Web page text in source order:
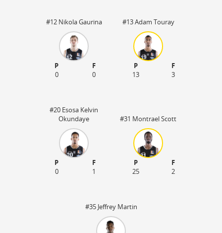
#12 Nikola Gaurina
P
F
0
0
#13 Adam Touray
P
F
13
3
#20 Esosa Kelvin
Okundaye
P
F
0
1
#31 Montrael Scott
P
F
25
2
#35 Jeffrey Martin